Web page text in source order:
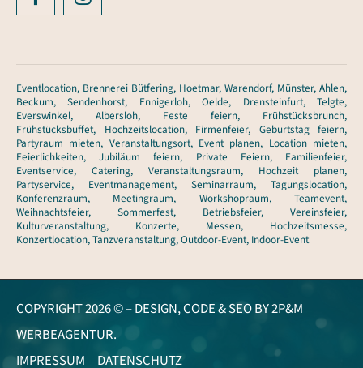
Eventlocation, Brennerei Bütfering, Hoetmar, Warendorf, Münster, Ahlen,
Beckum, Sendenhorst, Ennigerloh, Oelde, Drensteinfurt, Telgte,
Everswinkel, Albersloh, Feste feiern, Frühstücksbrunch,
Frühstücksbuffet, Hochzeitslocation, Firmenfeier, Geburtstag feiern,
Partyraum mieten, Veranstaltungsort, Event planen, Location mieten,
Feierlichkeiten, Jubiläum feiern, Private Feiern, Familienfeier,
Eventservice, Catering, Veranstaltungsraum, Hochzeit planen,
Partyservice, Eventmanagement, Seminarraum, Tagungslocation,
Konferenzraum, Meetingraum, Workshopraum, Teamevent,
Weihnachtsfeier, Sommerfest, Betriebsfeier, Vereinsfeier,
Kulturveranstaltung, Konzerte, Messen, Hochzeitsmesse,
Konzertlocation, Tanzveranstaltung, Outdoor-Event, Indoor-Event
COPYRIGHT 2026 © – DESIGN, CODE & SEO BY2P&M
WERBEAGENTUR.
IMPRESSUM
DATENSCHUTZ